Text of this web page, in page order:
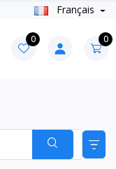
Français
0 0